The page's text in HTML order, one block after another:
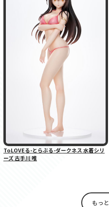
ToLOVEる-とらぶる-ダークネス 水着シリ
ーズ 古手川 唯
もっ